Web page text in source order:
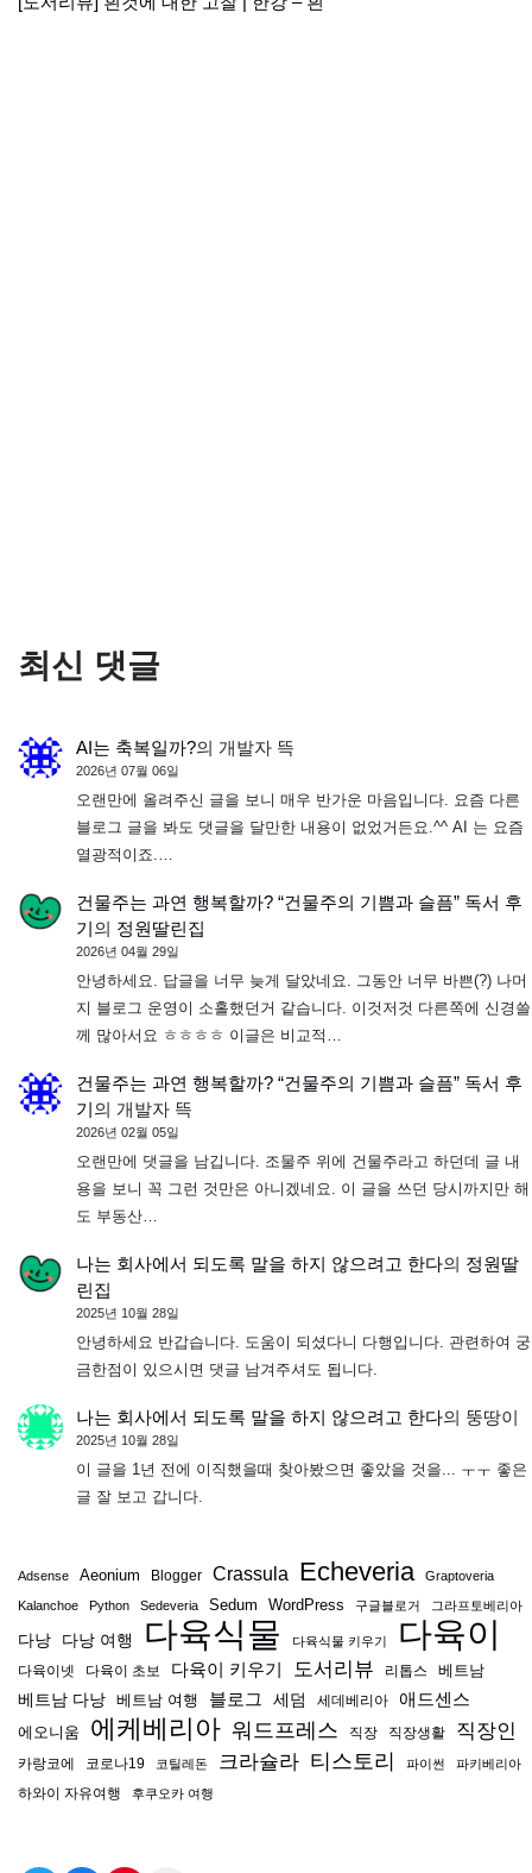
최신 댓글
AI는 축복일까?의 개발자 뜩
2026년 07월 06일
오랜만에 올려주신 글을 보니 매우 반가운 마음입니다. 요즘 다른
블로그 글을 봐도 댓글을 달만한 내용이 없었거든요.^^ AI 는 요즘
열광적이죠.…
건물주는 과연 행복할까? “건물주의 기쁨과 슬픔” 독서 후
기의 정원딸린집
2026년 04월 29일
안녕하세요. 답글을 너무 늦게 달았네요. 그동안 너무 바쁜(?) 나머
지 블로그 운영이 소홀했던거 같습니다. 이것저것 다른쪽에 신경쓸
께 많아서요 ㅎㅎㅎㅎ 이글은 비교적…
건물주는 과연 행복할까? “건물주의 기쁨과 슬픔” 독서 후
기의 개발자 뜩
2026년 02월 05일
오랜만에 댓글을 남깁니다. 조물주 위에 건물주라고 하던데 글 내
용을 보니 꼭 그런 것만은 아니겠네요. 이 글을 쓰던 당시까지만 해
도 부동산…
나는 회사에서 되도록 말을 하지 않으려고 한다의 정원딸
린집
2025년 10월 28일
안녕하세요 반갑습니다. 도움이 되셨다니 다행입니다. 관련하여 궁
금한점이 있으시면 댓글 남겨주셔도 됩니다.
나는 회사에서 되도록 말을 하지 않으려고 한다의 뚱땅이
2025년 10월 28일
이 글을 1년 전에 이직했을때 찾아봤으면 좋았을 것을... ㅜㅜ 좋은
글 잘 보고 갑니다.
Adsense Aeonium Blogger Crassula Echeveria Graptoveria
Kalanchoe Python Sedeveria Sedum WordPress 구글블로거 그라프토베리아
다낭 다낭 여행 다육식물 다육식물 키우기 다육이
다육이넷 다육이 초보 다육이 키우기 도서리뷰 리톱스
베트남
베트남 다낭 베트남 여행 블로그 세덤 세데베리아 애드센스
에오니움 에케베리아 워드프레스 직장 직장생활 직장인
카랑코에 코로나19 코틸레돈 크라슐라 티스토리 파이썬 파키베리아
하와이 자유여행 후쿠오카 여행